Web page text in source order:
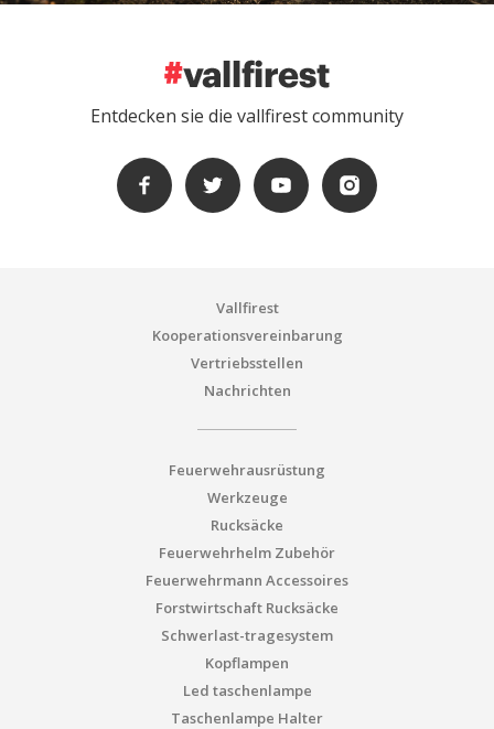
Entdecken sie die vallfirest community
Vallfirest
Kooperationsvereinbarung
Vertriebsstellen
Nachrichten
Feuerwehrausrüstung
Werkzeuge
Rucksäcke
Feuerwehrhelm Zubehör
Feuerwehrmann Accessoires
Forstwirtschaft Rucksäcke
Schwerlast-tragesystem
Kopflampen
Led taschenlampe
Taschenlampe Halter